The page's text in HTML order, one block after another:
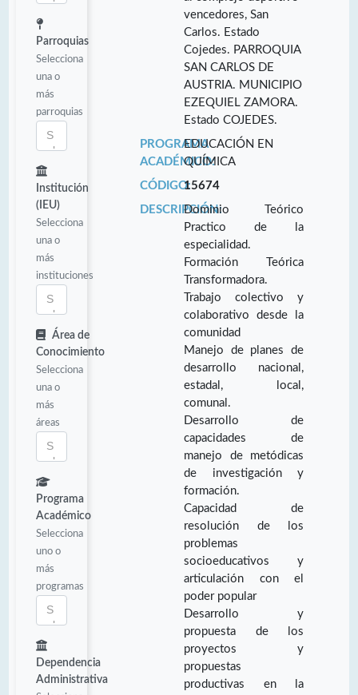
Parroquias
Selecciona
una o
más
parroquias
Institución
(IEU)
Selecciona
una o
más
instituciones
Área de
Conocimiento
Selecciona
una o
más
áreas
Programa
Académico
Selecciona
uno o
más
programas
Dependencia
Administrativa
vencedores, San
Carlos. Estado
Cojedes. PARROQUIA
SAN CARLOS DE
AUSTRIA. MUNICIPIO
EZEQUIEL ZAMORA.
Estado COJEDES.
PROGRAMA
ACADÉMICO:
EDUCACIÓN EN
QUÍMICA
CÓDIGO:15674
DESCRIPCIÓN:Dominio Teórico
Practico de la
especialidad.
Formación Teórica
Transformadora.
Trabajo colectivo y
colaborativo desde la
comunidad
Manejo de planes de
desarrollo nacional,
estadal, local,
comunal.
Desarrollo de
capacidades de
manejo de metódicas
de investigación y
formación.
Capacidad de
resolución de los
problemas
socioeducativos y
articulación con el
poder popular
Desarrollo y
propuesta de los
proyectos y
propuestas
productivas en la